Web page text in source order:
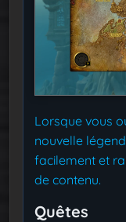
Lorsque vous
nouvelle
facilement et
de contenu.
Quêtes